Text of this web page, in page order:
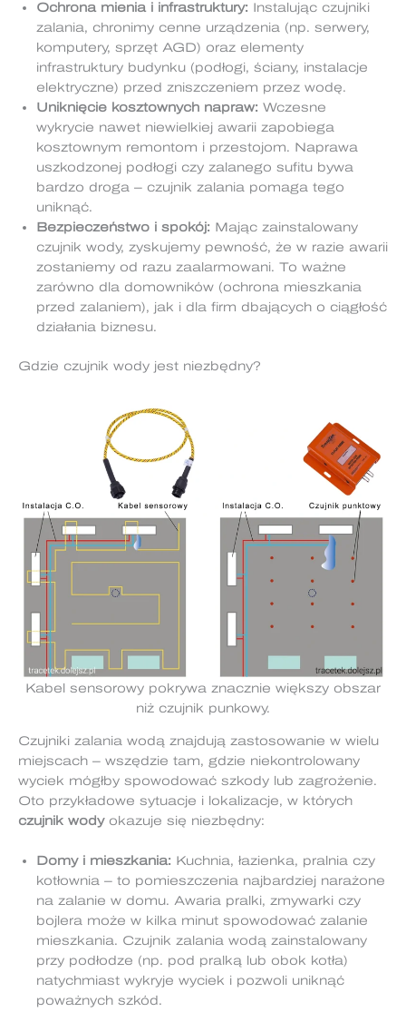
Ochrona mienia i infrastruktury: Instalując czujniki
zalania, chronimy cenne urządzenia (np. serwery,
komputery, sprzęt AGD) oraz elementy
infrastruktury budynku (podłogi, ściany, instalacje
elektryczne) przed zniszczeniem przez wodę.
Uniknięcie kosztownych napraw: Wczesne
wykrycie nawet niewielkiej awarii zapobiega
kosztownym remontom i przestojom. Naprawa
uszkodzonej podłogi czy zalanego sufitu bywa
bardzo droga – czujnik zalania pomaga tego
uniknąć.
Bezpieczeństwo i spokój: Mając zainstalowany
czujnik wody, zyskujemy pewność, że w razie awarii
zostaniemy od razu zaalarmowani. To ważne
zarówno dla domowników (ochrona mieszkania
przed zalaniem), jak i dla firm dbających o ciągłość
działania biznesu.
Gdzie czujnik wody jest niezbędny?
Kabel sensorowy pokrywa znacznie większy obszar
niż czujnik punkowy.
Czujniki zalania wodą znajdują zastosowanie w wielu
miejscach – wszędzie tam, gdzie niekontrolowany
wyciek mógłby spowodować szkody lub zagrożenie.
Oto przykładowe sytuacje i lokalizacje, w których
czujnik wodyokazuje się niezbędny:
Domy i mieszkania: Kuchnia, łazienka, pralnia czy
kotłownia – to pomieszczenia najbardziej narażone
na zalanie w domu. Awaria pralki, zmywarki czy
bojlera może w kilka minut spowodować zalanie
mieszkania. Czujnik zalania wodą zainstalowany
przy podłodze (np. pod pralką lub obok kotła)
natychmiast wykryje wyciek i pozwoli uniknąć
poważnych szkód.